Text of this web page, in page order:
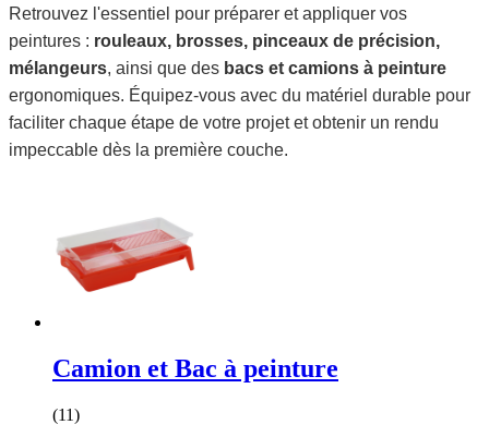
Retrouvez l'essentiel pour préparer et appliquer vos
peintures : rouleaux, brosses, pinceaux de précision,
mélangeurs, ainsi que des bacs et camions à peinture
ergonomiques. Équipez-vous avec du matériel durable pour
faciliter chaque étape de votre projet et obtenir un rendu
impeccable dès la première couche.
Camion et Bac à peinture
(11)